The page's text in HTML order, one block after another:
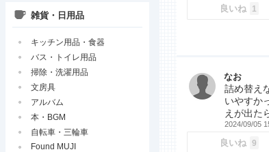
雑貨・日用品
キッチン用品・食器
バス・トイレ用品
掃除・洗濯用品
文房具
アルバム
本・BGM
自転車・三輪車
Found MUJI
良いね 1
なお
詰め替え
いやすか
えが出た
2024/09/05
良いね 9